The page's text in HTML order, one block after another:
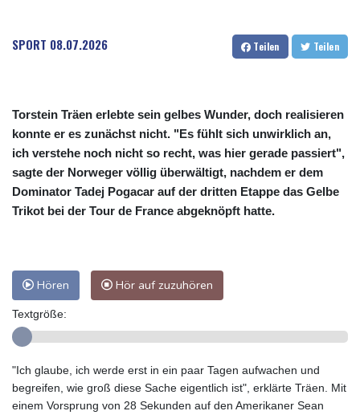
SPORT 08.07.2026 Teilen Teilen
Torstein Träen erlebte sein gelbes Wunder, doch realisieren
konnte er es zunächst nicht. "Es fühlt sich unwirklich an,
ich verstehe noch nicht so recht, was hier gerade passiert",
sagte der Norweger völlig überwältigt, nachdem er dem
Dominator Tadej Pogacar auf der dritten Etappe das Gelbe
Trikot bei der Tour de France abgeknöpft hatte.
Hören Hör auf zuzuhören
Textgröße:
"Ich glaube, ich werde erst in ein paar Tagen aufwachen und
begreifen, wie groß diese Sache eigentlich ist", erklärte Träen. Mit
einem Vorsprung von 28 Sekunden auf den Amerikaner Sean